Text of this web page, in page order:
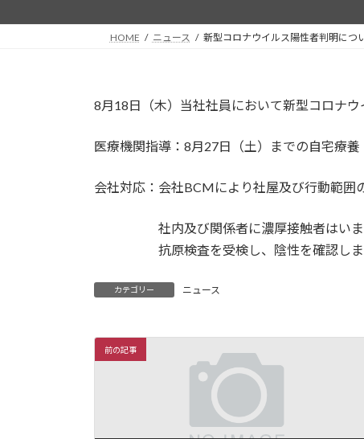
HOME ニュース 新型コロナウイルス陽性者判明につ
8月18日（木）当社社員において新型コロナウ
医療機関指導：8月27日（土）までの自宅療養
会社対応：会社BCMにより社屋及び行動範囲
社内及び関係者に濃厚接触者はいませ
抗原検査を受検し、陰性を確認しま
カテゴリー ニュース
前の記事